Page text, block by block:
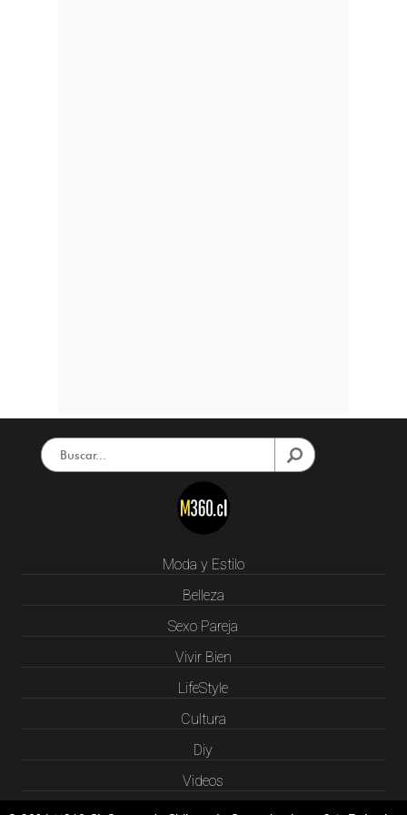
Moda y Estilo
Belleza
Sexo Pareja
Vivir Bien
LifeStyle
Cultura
Diy
Videos